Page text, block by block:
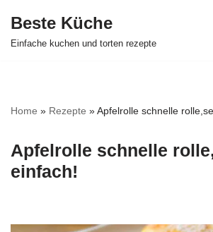
Zum
Beste Küche
Einfache kuchen und torten rezepte
Home » Rezepte »Apfelrolle schnelle
Apfelrolle schnelle
einfach!